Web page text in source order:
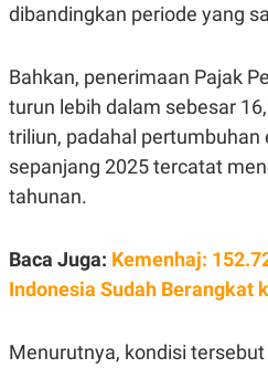
N
G
M
E
D
A
.
I
USE
dibandingkan periode yang
Bahkan, penerimaan Pajak
turun lebih dalam sebesar
triliun, padahal pertumbuhan
sepanjang 2025 tercatat
tahunan.
Baca Juga: Kemenhaj:
Indonesia Sudah Berangkat
Menurutnya, kondisi